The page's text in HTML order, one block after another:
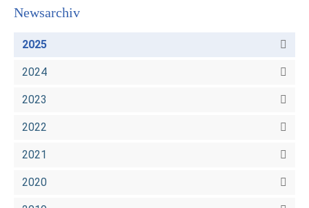
Newsarchiv
2025
2024
2023
2022
2021
2020